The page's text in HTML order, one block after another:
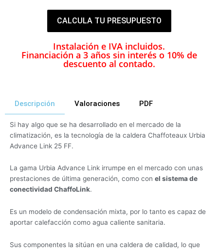
CALCULA TU PRESUPUESTO
Instalación e IVA incluidos.
Financiación a 3 años sin interés o 10% de
descuento al contado.
Descripción Valoraciones PDF
Si hay algo que se ha desarrollado en el mercado de la
climatización, es la tecnología de la caldera Chaffoteaux Urbia
Advance Link 25 FF.
La gama Urbia Advance Link irrumpe en el mercado con unas
prestaciones de última generación, como con el sistema de
conectividad ChaffoLink.
Es un modelo de condensación mixta, por lo tanto es capaz de
aportar calefacción como agua caliente sanitaria.
Sus componentes la sitúan en una caldera de calidad, lo que